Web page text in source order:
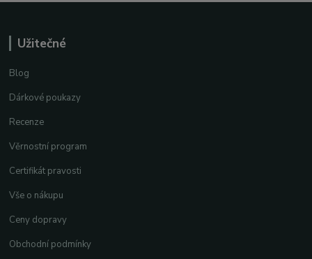
Užitečné
Blog
Dárkové poukazy
Recenze
Věrnostní program
Certifikát pravosti
Vše o nákupu
Ceny dopravy
Obchodní podmínky